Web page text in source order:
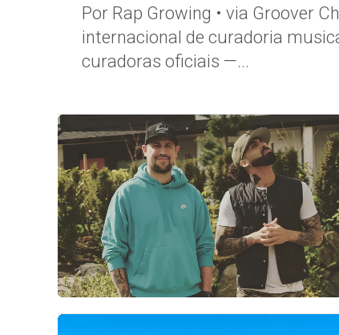
Por Rap Growing • via Groover
internacional de curadoria
curadoras oficiais —...